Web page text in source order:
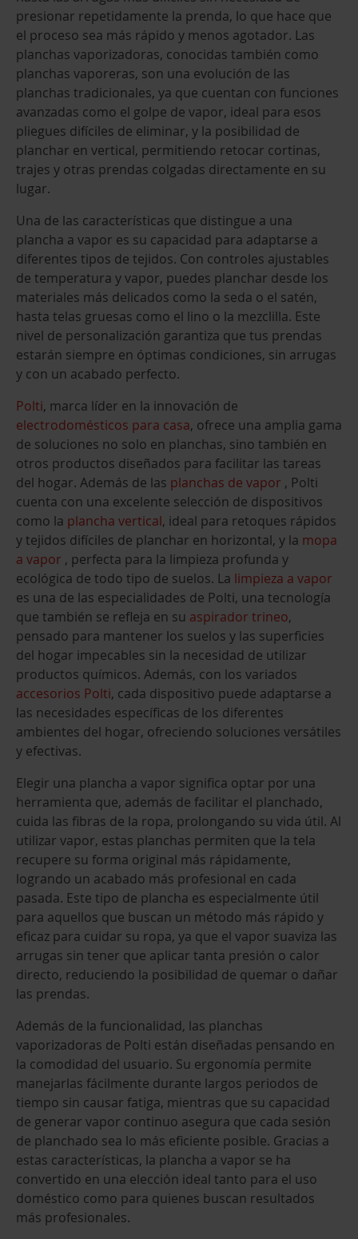
presionar repetidamente la prenda, lo que hace que
el proceso sea más rápido y menos agotador. Las
planchas vaporizadoras, conocidas también como
planchas vaporeras, son una evolución de las
planchas tradicionales, ya que cuentan con funciones
avanzadas como el golpe de vapor, ideal para esos
pliegues difíciles de eliminar, y la posibilidad de
planchar en vertical, permitiendo retocar cortinas,
trajes y otras prendas colgadas directamente en su
lugar.
Una de las características que distingue a una
plancha a vapor es su capacidad para adaptarse a
diferentes tipos de tejidos. Con controles ajustables
de temperatura y vapor, puedes planchar desde los
materiales más delicados como la seda o el satén,
hasta telas gruesas como el lino o la mezclilla. Este
nivel de personalización garantiza que tus prendas
estarán siempre en óptimas condiciones, sin arrugas
y con un acabado perfecto.
Polti, marca líder en la innovación de
electrodomésticos para casa, ofrece una amplia gama
de soluciones no solo en planchas, sino también en
otros productos diseñados para facilitar las tareas
del hogar. Además de las planchas de vapor , Polti
cuenta con una excelente selección de dispositivos
como la plancha vertical, ideal para retoques rápidos
y tejidos difíciles de planchar en horizontal, y la mopa
a vapor , perfecta para la limpieza profunda y
ecológica de todo tipo de suelos. La limpieza a vapor
es una de las especialidades de Polti, una tecnología
que también se refleja en su aspirador trineo,
pensado para mantener los suelos y las superficies
del hogar impecables sin la necesidad de utilizar
productos químicos. Además, con los variados
accesorios Polti, cada dispositivo puede adaptarse a
las necesidades específicas de los diferentes
ambientes del hogar, ofreciendo soluciones versátiles
y efectivas.
Elegir una plancha a vapor significa optar por una
herramienta que, además de facilitar el planchado,
cuida las fibras de la ropa, prolongando su vida útil. Al
utilizar vapor, estas planchas permiten que la tela
recupere su forma original más rápidamente,
logrando un acabado más profesional en cada
pasada. Este tipo de plancha es especialmente útil
para aquellos que buscan un método más rápido y
eficaz para cuidar su ropa, ya que el vapor suaviza las
arrugas sin tener que aplicar tanta presión o calor
directo, reduciendo la posibilidad de quemar o dañar
las prendas.
Además de la funcionalidad, las planchas
vaporizadoras de Polti están diseñadas pensando en
la comodidad del usuario. Su ergonomía permite
manejarlas fácilmente durante largos periodos de
tiempo sin causar fatiga, mientras que su capacidad
de generar vapor continuo asegura que cada sesión
de planchado sea lo más eficiente posible. Gracias a
estas características, la plancha a vapor se ha
convertido en una elección ideal tanto para el uso
doméstico como para quienes buscan resultados
más profesionales.